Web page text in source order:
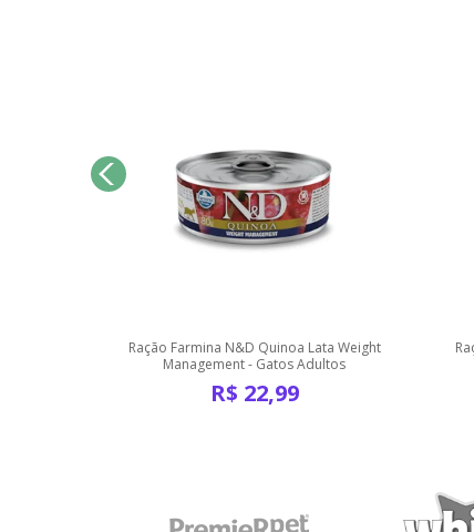
Ração Farmina N&D Quinoa Lata Weight
Management - Gatos Adultos
R$ 22,99